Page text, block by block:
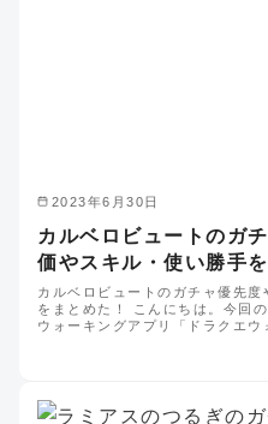
2023年6月30日
カルベロビュートのガ
価やスキル・使い勝手
カルベロビュートのガチャ優先
をまとめた！ こんにちは。今回
ウォーキングアプリ「ドラクエ